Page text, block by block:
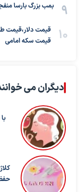
بمب بزرگ بارسا
قیمت سکه امامی
دیگران می